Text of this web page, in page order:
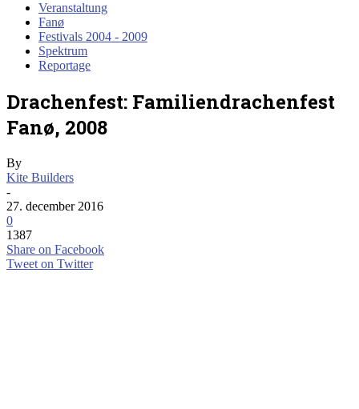
Veranstaltung
Fanø
Festivals 2004 - 2009
Spektrum
Reportage
Drachenfest: Familiendrachenfest
Fanø, 2008
By
Kite Builders
-
27. december 2016
0
1387
Share on Facebook
Tweet on Twitter